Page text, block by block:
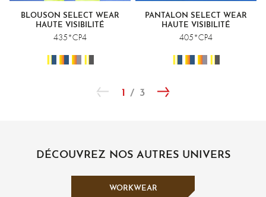
BLOUSON SELECT WEAR
HAUTE VISIBILITÉ
435*CP4
PANTALON SELECT WEAR
HAUTE VISIBILITÉ
405*CP4
1 3
DÉCOUVREZ NOS AUTRES UNIVERS
WORKWEAR